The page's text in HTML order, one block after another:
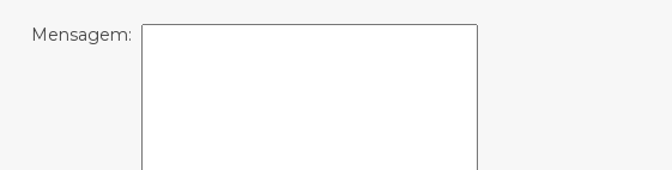
Mensagem: